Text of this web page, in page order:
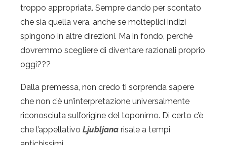
troppo appropriata. Sempre dando per scontato
che sia quella vera, anche se molteplici indizi
spingono in altre direzioni. Ma in fondo, perché
dovremmo scegliere di diventare razionali proprio
oggi???
Dalla premessa, non credo ti sorprenda sapere
che non c’è un’interpretazione universalmente
riconosciuta sull’origine del toponimo. Di certo c’è
che l’appellativo Ljubljana risale a tempi